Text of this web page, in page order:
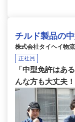
チルド製品の
株式会社タイヘイ物
正社員
「中型免許はあ
んな方も大丈夫